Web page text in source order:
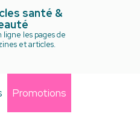
santé &
les pages de
et articles.
Promotions